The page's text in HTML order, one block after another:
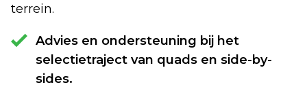
terrein.
Advies en ondersteuning bij het
selectietraject van quads en side-by-
sides.